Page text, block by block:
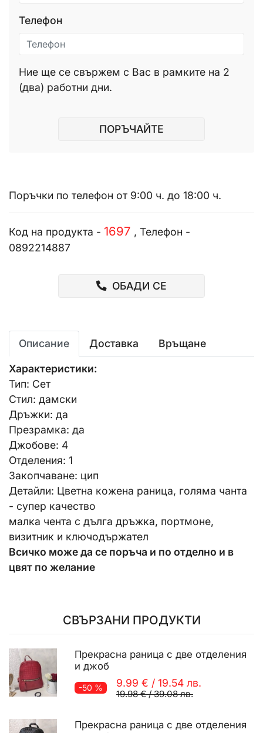
Телефон
Ние ще се свържем с Вас в рамките на 2
(два) работни дни.
ПОРЪЧАЙТЕ
Поръчки по телефон от 9:00 ч. до 18:00 ч.
Код на продукта - 1697 , Телефон -
0892214887
ОБАДИ СЕ
Описание Доставка Връщане
Характеристики:
Тип: Сет
Стил: дамски
Дръжки: да
Презрамка: да
Джобове: 4
Отделения: 1
Закопчаване: цип
Детайли: Цветна кожена раница, голяма чанта
- супер качество
малка чента с дълга дръжка, портмоне,
визитник и ключодържател
Всичко може да се поръча и по отделно и в
цвят по желание
СВЪРЗАНИ ПРОДУКТИ
Прекрасна раница с две отделения
и джоб
-50 % 9.99 € / 19.54 лв.
19.98 €/39.08 лв.
Прекрасна раница с две отделения